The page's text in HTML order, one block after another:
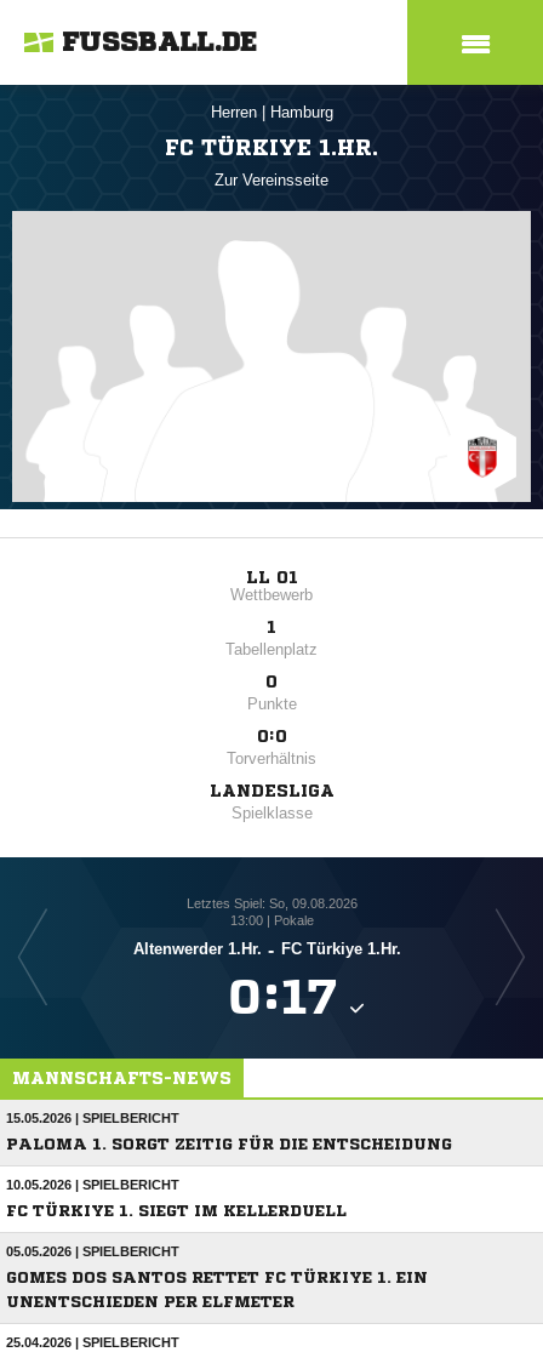
FUSSBALL.DE
Herren Hamburg
FC TÜRKIYE 1.HR.
Zur Vereinsseite
LL 01
Wettbewerb
1
Tabellenplatz
0
Punkte
0:0
Torverhältnis
LANDESLIGA
Spielklasse
Letztes Spiel: So, 09.08.2026
13:00 | Pokale
Altenwerder 1.Hr. - FC Türkiye 1.Hr.
:
MANNSCHAFTS-NEWS
15.05.2026 | SPIELBERICHT
PALOMA 1. SORGT ZEITIG FÜR DIE ENTSCHEIDUNG
10.05.2026 | SPIELBERICHT
FC TÜRKIYE 1. SIEGT IM KELLERDUELL
05.05.2026 | SPIELBERICHT
GOMES DOS SANTOS RETTET FC TÜRKIYE 1. EIN
UNENTSCHIEDEN PER ELFMETER
25.04.2026 | SPIELBERICHT